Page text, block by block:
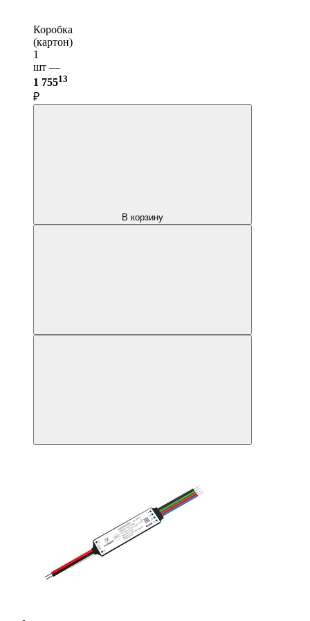
Коробка
(картон)
1
шт —
1 75513
₽
В корзину